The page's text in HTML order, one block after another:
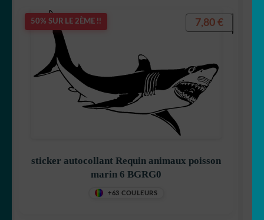
50% SUR LE 2ÈME !!
sticker autocollant Requin animaux poisson
marin 6 BGRG0
+63 COULEURS
7,80 €